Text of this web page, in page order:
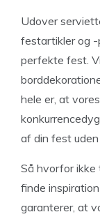
Udover
festartikler og
perfekte fest.
hele er, at
af din fest
Så hvorfor ikke
finde
garanterer, at